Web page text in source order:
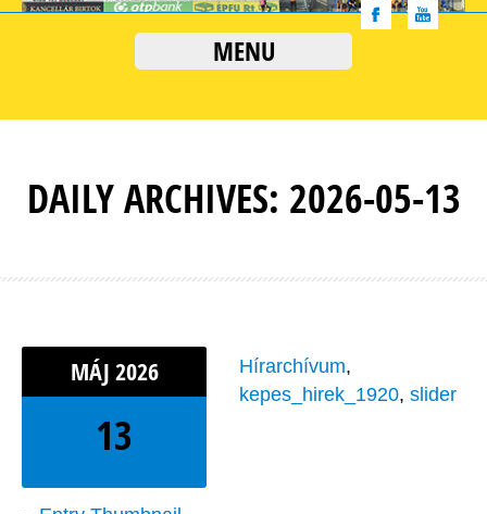
MENU
DAILY ARCHIVES: 2026-05-13
MÁJ 2026
13
Hírarchívum,
kepes_hirek_1920, slider